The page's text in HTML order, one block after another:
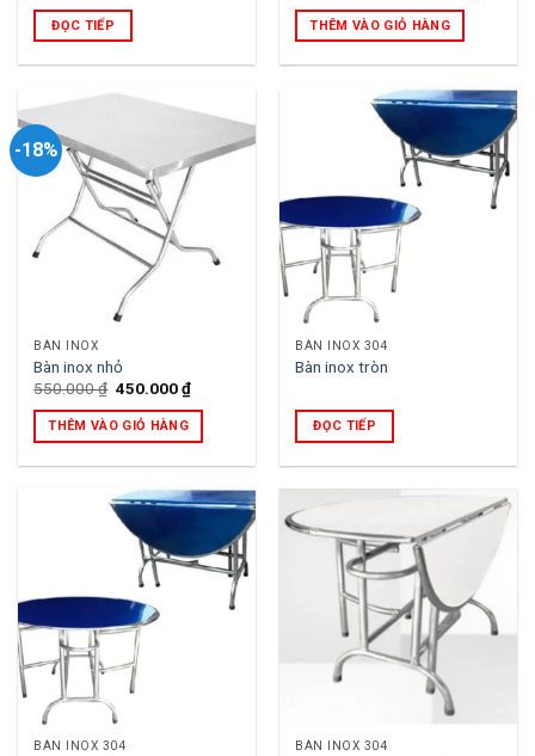
ĐỌC TIẾP
là:
1.600.000 ₫.
THÊM VÀO GIỎ HÀNG
-18%
BÀN INOX
Bàn inox nhỏ
550.000₫ Giá
là:
550.000 ₫.
450.000₫Giá
tại
450.000 ₫.
THÊM VÀO GIỎ HÀNG
BÀN INOX 304
Bàn inox tròn
ĐỌC TIẾP
BÀN INOX 304 BÀN INOX 304